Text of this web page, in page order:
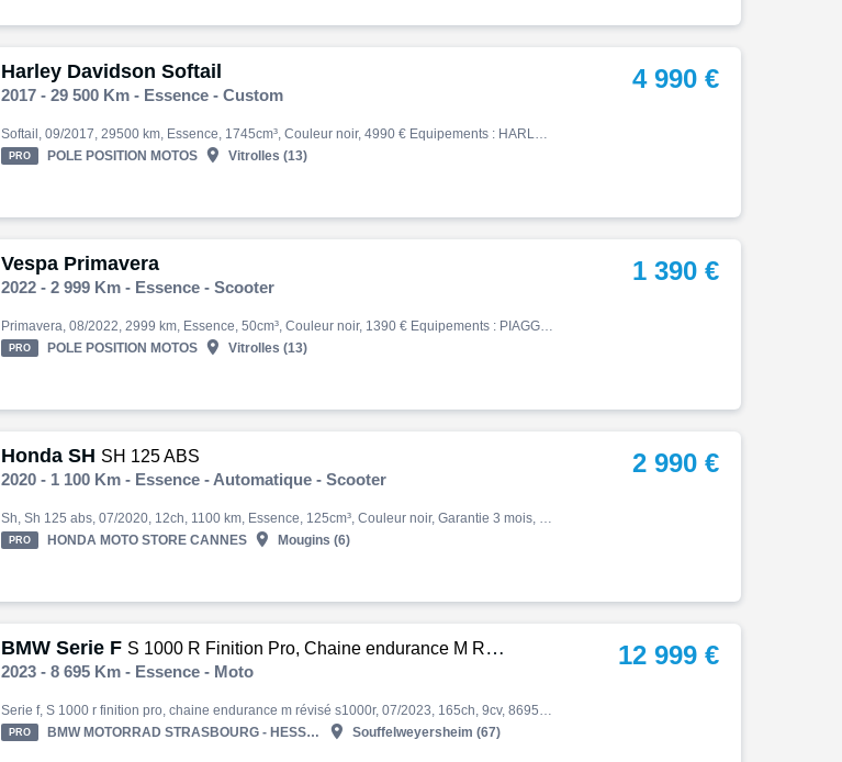
Harley Davidson Softail
2017 - 29 500 Km - Essence - Custom
Softail, 09/2017, 29500 km, Essence, 1745cm³, Couleur noir, 4990 € Equipements : HARLEY DAVIDSON 1745 SOFTAIL LOW RIDER Moto accidentée à l'avant vendue en procédure RSV Pour garage ou export Non démarrée Réf 64923 1750 FX FXLR Groupe BIKE ECO - POLE POSITION MOTO & PROVENCE MOT…
PRO POLE POSITION MOTOS  Vitrolles (13)
4 990 €
Vespa Primavera
2022 - 2 999 Km - Essence - Scooter
Primavera, 08/2022, 2999 km, Essence, 50cm³, Couleur noir, 1390 € Equipements : PIAGGIO VESPA 50 PRIMAVERA Scooter vendu dans l'état suite retour de vol Procédure RSV pour garage ou export Réf 63750 Groupe BIKE ECO - POLE POSITION MOTO & PROVENCE MOTO CASSE Véhicules d'occasion …
PRO POLE POSITION MOTOS  Vitrolles (13)
1 390 €
Honda SH SH 125 ABS
2020 - 1 100 Km - Essence - Automatique - Scooter
Sh, Sh 125 abs, 07/2020, 12ch, 1100 km, Essence, 125cm³, Couleur noir, Garantie 3 mois, 2990 €
PRO HONDA MOTO STORE CANNES  Mougins (6)
2 990 €
BMW Serie F S 1000 R Finition Pro, Chaine endurance M Revise S1000R
2023 - 8 695 Km - Essence - Moto
Serie f, S 1000 r finition pro, chaine endurance m révisé s1000r, 07/2023, 165ch, 9cv, 8695 km, Première main, Essence, 999cm³, Couleur noir, Garantie 12 mois, 12999 € Equipements : ...|Alarme antivol|Appel d'urgence intelligent|Black Storm metallic|Bulle sport|Chaine Endurance …
PRO BMW MOTORRAD STRASBOURG - HESS AUTOMOBILE  Souffelweyersheim (67)
12 999 €